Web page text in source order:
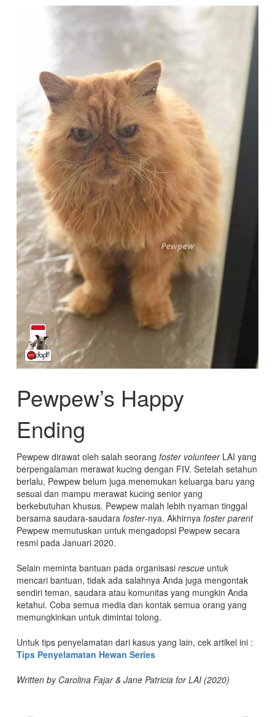
Pewpew’s Happy
Ending
Pewpew dirawat oleh salah seorang foster volunteer LAI yang
berpengalaman merawat kucing dengan FIV. Setelah setahun
berlalu, Pewpew belum juga menemukan keluarga baru yang
sesuai dan mampu merawat kucing senior yang
berkebutuhan khusus. Pewpew malah lebih nyaman tinggal
bersama saudara-saudara foster-nya. Akhirnya foster parent
Pewpew memutuskan untuk mengadopsi Pewpew secara
resmi pada Januari 2020.
Selain meminta bantuan pada organisasi rescueuntuk
mencari bantuan, tidak ada salahnya Anda juga mengontak
sendiri teman, saudara atau komunitas yang mungkin Anda
ketahui. Coba semua media dan kontak semua orang yang
memungkinkan untuk dimintai tolong.
Untuk tips penyelamatan dari kasus yang lain, cek artikel ini :
Tips Penyelamatan Hewan Series
Written by Carolina Fajar & Jane Patricia for LAI (2020)